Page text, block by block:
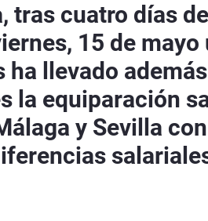
tras cuatro días
15 de
llevado
la equiparación
y Sevilla